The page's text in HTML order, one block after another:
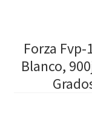
Forza
Blanco,